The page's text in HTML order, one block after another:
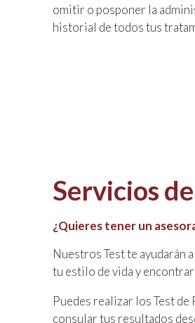
omitir o posponer la
historial de todos tus
Servicios
¿Quieres tener un
Nuestros Test te ayudarán
tu estilo de vida y
Puedes realizar los Test
consular tus resultados